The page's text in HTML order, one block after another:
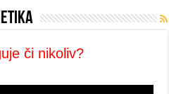
či nikoliv?